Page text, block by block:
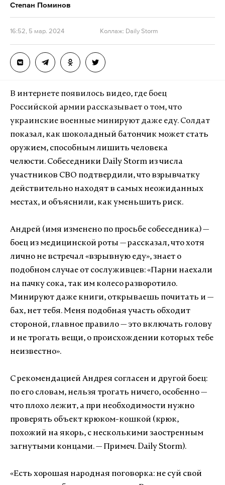
Степан Поминов
16:52, 5 мар. 2024 Коллаж: Daily Storm
В интернете появилось видео, где боец
Российской армии рассказывает о том, что
украинские военные минируют даже еду. Солдат
показал, как шоколадный батончик может стать
оружием, способным лишить человека
челюсти. Собеседники Daily Storm из числа
участников СВО подтвердили, что взрывчатку
действительно находят в самых неожиданных
местах, и объяснили, как уменьшить риск.
Андрей (имя изменено по просьбе собеседника) —
боец из медицинской роты — рассказал, что хотя
лично не встречал «взрывную еду», знает о
подобном случае от сослуживцев: «Парни наехали
на пачку сока, так им колесо разворотило.
Минируют даже книги, открываешь почитать и —
бах, нет тебя. Меня подобная участь обходит
стороной, главное правило — это включать голову
и не трогать вещи, о происхождении которых тебе
неизвестно».
С рекомендацией Андрея согласен и другой боец:
по его словам, нельзя трогать ничего, особенно —
что плохо лежит, а при необходимости нужно
проверять объект крюком-кошкой (крюк,
похожий на якорь, с несколькими заостренным
загнутыми концами. — Примеч. Daily Storm).
«Есть хорошая народная поговорка: не суй свой